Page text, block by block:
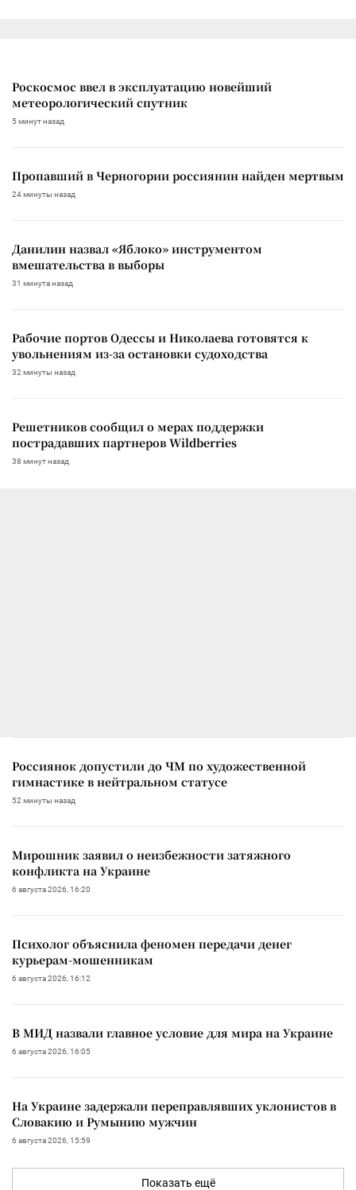
Роскосмос ввел в эксплуатацию новейший
метеорологический спутник
5 минут назад
Пропавший в Черногории россиянин найден мертвым
24 минуты назад
Данилин назвал «Яблоко» инструментом
вмешательства в выборы
31 минута назад
Рабочие портов Одессы и Николаева готовятся к
увольнениям из-за остановки судоходства
32 минуты назад
Решетников сообщил о мерах поддержки
пострадавших партнеров Wildberries
38 минут назад
Россиянок допустили до ЧМ по художественной
гимнастике в нейтральном статусе
52 минуты назад
Мирошник заявил о неизбежности затяжного
конфликта на Украине
6 августа 2026, 16:20
Психолог объяснила феномен передачи денег
курьерам-мошенникам
6 августа 2026, 16:12
В МИД назвали главное условие для мира на Украине
6 августа 2026, 16:05
На Украине задержали переправлявших уклонистов в
Словакию и Румынию мужчин
6 августа 2026, 15:59
Показать ещё